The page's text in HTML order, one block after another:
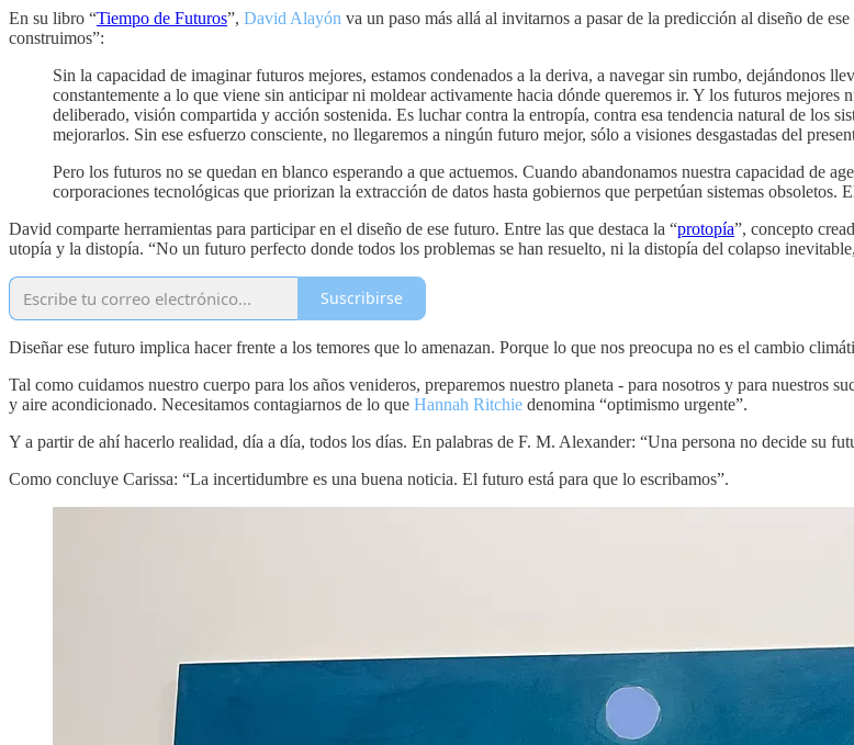
En su libro “Tiempo de Futuros”, David Alayón va un paso más allá al invitarnos a pasar de la predicción al diseño de
construimos”:
Sin la capacidad de imaginar futuros mejores, estamos condenados a la deriva, a navegar sin rumbo, dejándonos
constantemente a lo que viene sin anticipar ni moldear activamente hacia dónde queremos ir. Y los futuros
deliberado, visión compartida y acción sostenida. Es luchar contra la entropía, contra esa tendencia natural de los
mejorarlos. Sin ese esfuerzo consciente, no llegaremos a ningún futuro mejor, sólo a visiones desgastadas del
Pero los futuros no se quedan en blanco esperando a que actuemos. Cuando abandonamos nuestra capacidad de
corporaciones tecnológicas que priorizan la extracción de datos hasta gobiernos que perpetúan sistemas obsoletos.
David comparte herramientas para participar en el diseño de ese futuro. Entre las que destaca la “protopía”, concepto
utopía y la distopía. “No un futuro perfecto donde todos los problemas se han resuelto, ni la distopía del colapso
Suscribirse
Diseñar ese futuro implica hacer frente a los temores que lo amenazan. Porque lo que nos preocupa no es el cambio
Tal como cuidamos nuestro cuerpo para los años venideros, preparemos nuestro planeta - para nosotros y para nuestros
y aire acondicionado. Necesitamos contagiarnos de lo que Hannah Ritchie denomina “optimismo urgente”.
Y a partir de ahí hacerlo realidad, día a día, todos los días. En palabras de F. M. Alexander: “Una persona no decide su
Como concluye Carissa: “La incertidumbre es una buena noticia. El futuro está para que lo escribamos”.